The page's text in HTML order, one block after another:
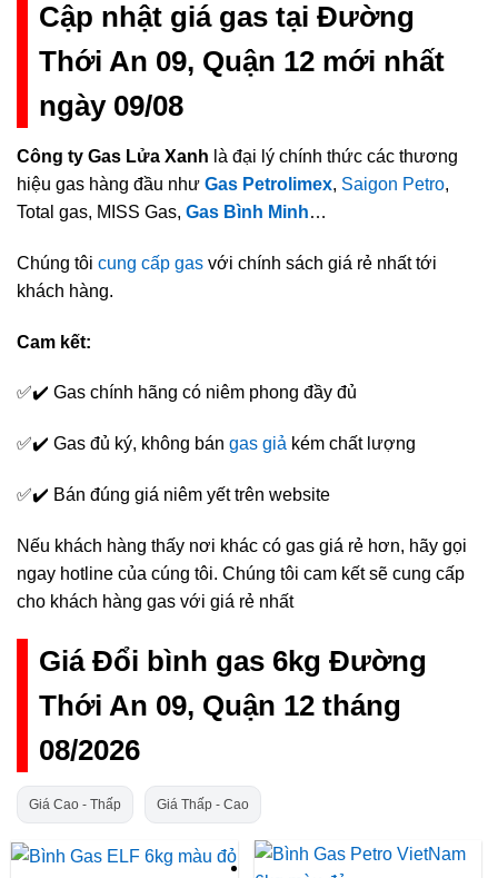
Cập nhật giá gas tại Đường
Thới An 09, Quận 12 mới nhất
ngày 09/08
Công ty Gas Lửa Xanh là đại lý chính thức các thương
hiệu gas hàng đầu như Gas Petrolimex, Saigon Petro,
Total gas, MISS Gas, Gas Bình Minh…
Chúng tôi cung cấp gas với chính sách giá rẻ nhất tới
khách hàng.
Cam kết:
✅✔️ Gas chính hãng có niêm phong đầy đủ
✅✔️ Gas đủ ký, không bán gas giả kém chất lượng
✅✔️ Bán đúng giá niêm yết trên website
Nếu khách hàng thấy nơi khác có gas giá rẻ hơn, hãy gọi
ngay hotline của cúng tôi. Chúng tôi cam kết sẽ cung cấp
cho khách hàng gas với giá rẻ nhất
Giá Đổi bình gas 6kg Đường
Thới An 09, Quận 12 tháng
08/2026
Giá Cao - Thấp Giá Thấp - Cao